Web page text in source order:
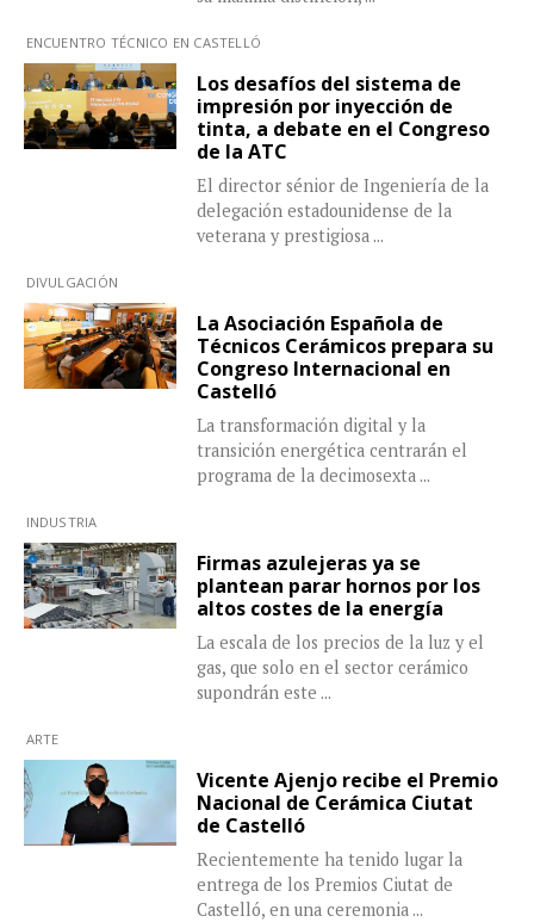
ENCUENTRO TÉCNICO EN CASTELLÓ
Los desafíos del sistema de
impresión por inyección de
tinta, a debate en el Congreso
de la ATC
El director sénior de Ingeniería de la
delegación estadounidense de la
veterana y prestigiosa ...
DIVULGACIÓN
La Asociación Española de
Técnicos Cerámicos prepara su
Congreso Internacional en
Castelló
La transformación digital y la
transición energética centrarán el
programa de la decimosexta ...
INDUSTRIA
Firmas azulejeras ya se
plantean parar hornos por los
altos costes de la energía
La escala de los precios de la luz y el
gas, que solo en el sector cerámico
supondrán este ...
ARTE
Vicente Ajenjo recibe el Premio
Nacional de Cerámica Ciutat
de Castelló
Recientemente ha tenido lugar la
entrega de los Premios Ciutat de
Castelló, en una ceremonia ...